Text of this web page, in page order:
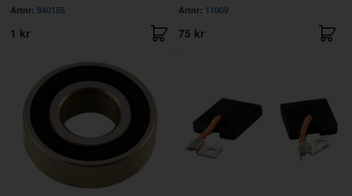
Artnr: 940155
1 kr
Artnr: 11009
75 kr